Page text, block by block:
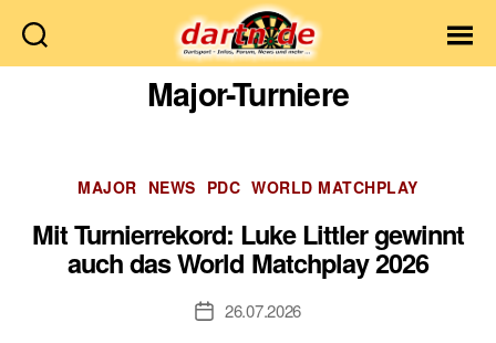
Dartn.de
Major-Turniere
Kategorien
MAJOR NEWS PDC WORLD MATCHPLAY
Mit Turnierrekord: Luke Littler gewinnt
auch das World Matchplay 2026
Veröffentlichungsdatum
26.07.2026